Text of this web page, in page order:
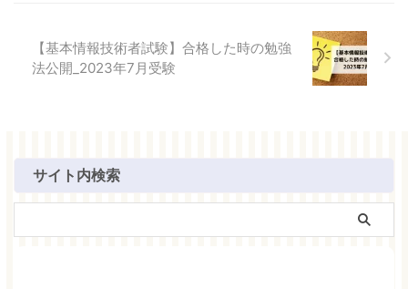
【基本情報技術者試験】合格した時の勉強
法公開_2023年7月受験
サイト内検索